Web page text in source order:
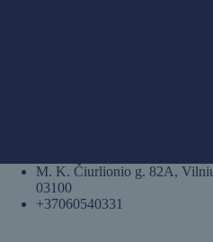
M. K. Čiurlionio g. 82A,
03100
+37060540331